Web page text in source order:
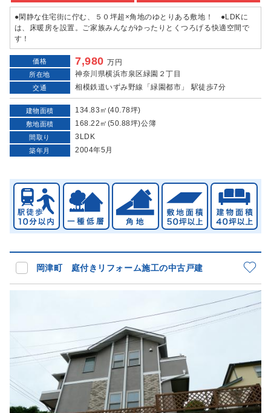
●閑静な住宅街に佇む、５０坪超×角地のゆとりある敷地！ ●LDKに
は、床暖房を設置。ご家族みんながゆったりとくつろげる快適空間で
す！
価格 7,980万円
所在地 神奈川県横浜市泉区緑園２丁目
交通 相模鉄道いずみ野線「緑園都市」 駅徒歩7分
建物面積 134.83㎡(40.78坪)
敷地面積 168.22㎡(50.88坪)公簿
間取り 3LDK
築年月 2004年5月
岡津町 庭付きリフォーム施工の中古戸建